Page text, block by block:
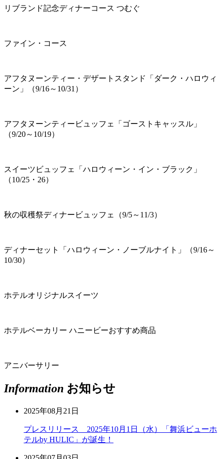
リブランド記念ディナーコース つむぐ
ファイン・コース
アフタヌーンティー・デザートスタンド「ダーク・ハロウィ
ーン」（9/16～10/31）
アフタヌーンティービュッフェ「ゴーストキャッスル」
（9/20～10/19）
スイーツビュッフェ「ハロウィーン・イン・ブラック」
（10/25・26）
秋の収穫祭ディナービュッフェ（9/5～11/3）
ディナーセット「ハロウィーン・ノーブルナイト」（9/16～
10/30）
ホテルオリジナルスイーツ
ホテルベーカリー ハニービーおすすめ商品
アニバーサリー
Information お知らせ
2025年08月21日
プレスリリース 2025年10月1日（水）「舞浜ビューホ
テルby HULIC」が誕生！